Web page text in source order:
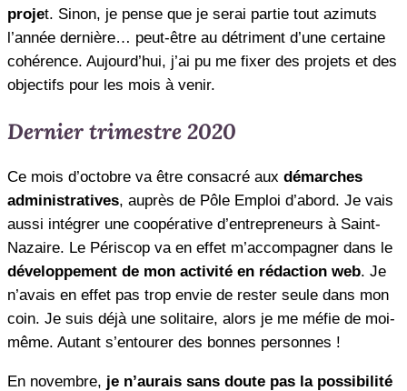
projet. Sinon, je pense que je serai partie tout azimuts
l’année dernière… peut-être au détriment d’une certaine
cohérence. Aujourd’hui, j’ai pu me fixer des projets et des
objectifs pour les mois à venir.
Dernier trimestre 2020
Ce mois d’octobre va être consacré aux démarches
administratives, auprès de Pôle Emploi d’abord. Je vais
aussi intégrer une coopérative d’entrepreneurs à Saint-
Nazaire. Le Périscop va en effet m’accompagner dans le
développement de mon activité en rédaction web. Je
n’avais en effet pas trop envie de rester seule dans mon
coin. Je suis déjà une solitaire, alors je me méfie de moi-
même. Autant s’entourer des bonnes personnes !
En novembre, je n’aurais sans doute pas la possibilité